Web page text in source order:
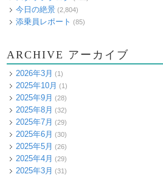
今日の絶景 (2,804)
添乗員レポート (85)
ARCHIVE アーカイブ
2026年3月 (1)
2025年10月 (1)
2025年9月 (28)
2025年8月 (32)
2025年7月 (29)
2025年6月 (30)
2025年5月 (26)
2025年4月 (29)
2025年3月 (31)